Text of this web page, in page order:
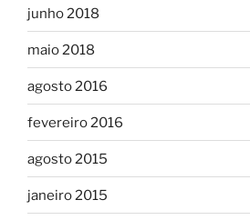
junho 2018
maio 2018
agosto 2016
fevereiro 2016
agosto 2015
janeiro 2015